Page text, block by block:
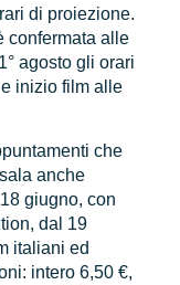
di proiezione.
confermata alle
agosto gli orari
inizio film alle
che
anche
giugno, con
dal 19
italiani ed
intero 6,50 €,